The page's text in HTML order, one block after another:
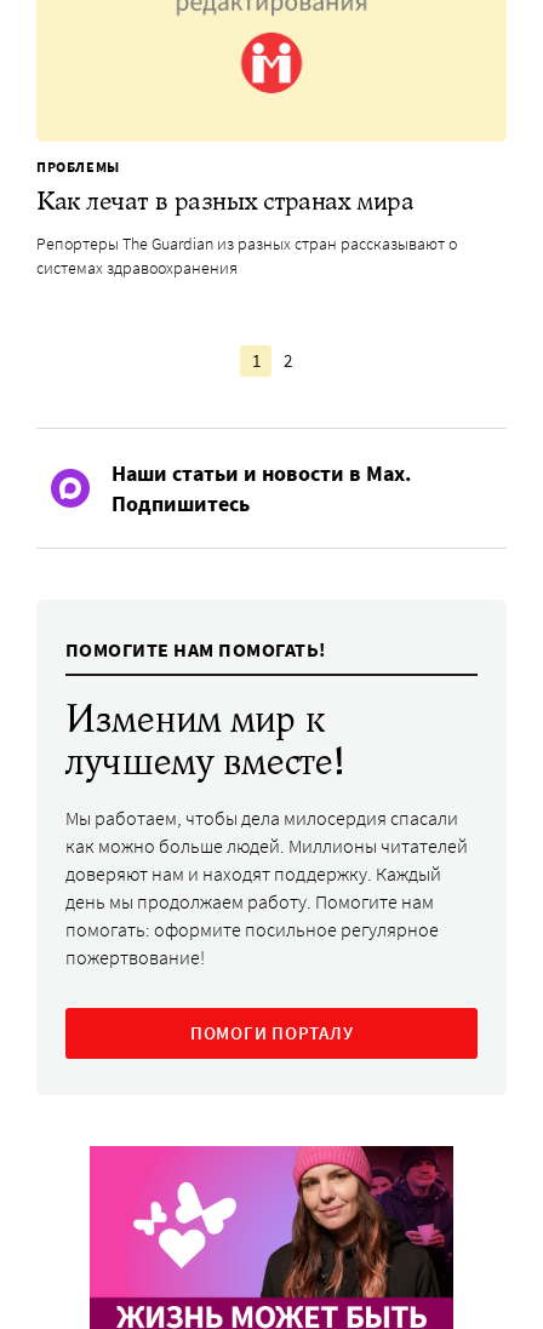
ПРОБЛЕМЫ
Как лечат в разных странах мира
Репортеры The Guardian из разных стран рассказывают о
системах здравоохранения
1 2
Наши статьи и новости в Max.
Подпишитесь
ПОМОГИТЕ НАМ ПОМОГАТЬ!
Изменим мир к
лучшему вместе!
Мы работаем, чтобы дела милосердия спасали
как можно больше людей. Миллионы читателей
доверяют нам и находят поддержку. Каждый
день мы продолжаем работу. Помогите нам
помогать: оформите посильное регулярное
пожертвование!
ПОМОГИ ПОРТАЛУ